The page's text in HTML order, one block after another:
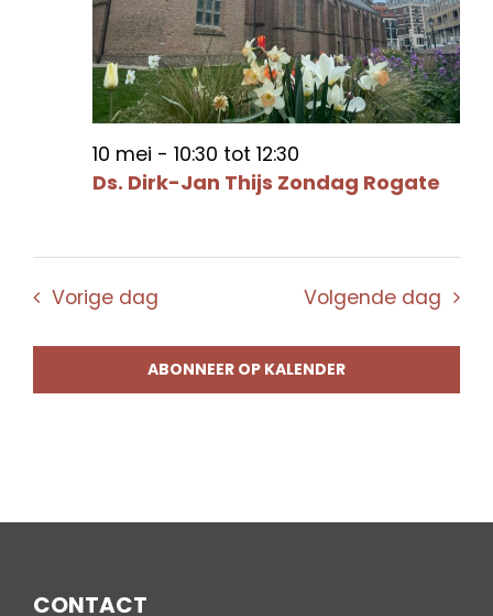
Ds. Dirk-Jan Thijs Zondag Rogate
10 mei - 10:30 tot 12:30
Vorige dag Volgende dag
ABONNEER OP KALENDER
CONTACT